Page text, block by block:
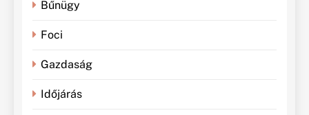
Bűnügy
Foci
Gazdaság
Időjárás